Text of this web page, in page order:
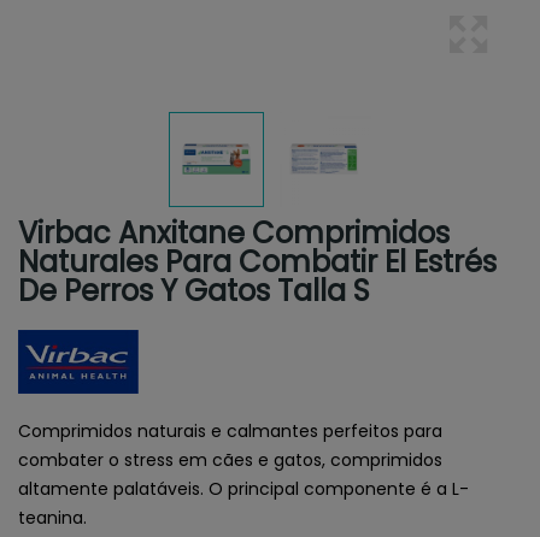
Virbac Anxitane Comprimidos
Naturales Para Combatir El Estrés
De Perros Y Gatos Talla S
Comprimidos naturais e calmantes perfeitos para
combater o stress em cães e gatos, comprimidos
altamente palatáveis. O principal componente é a L-
teanina.